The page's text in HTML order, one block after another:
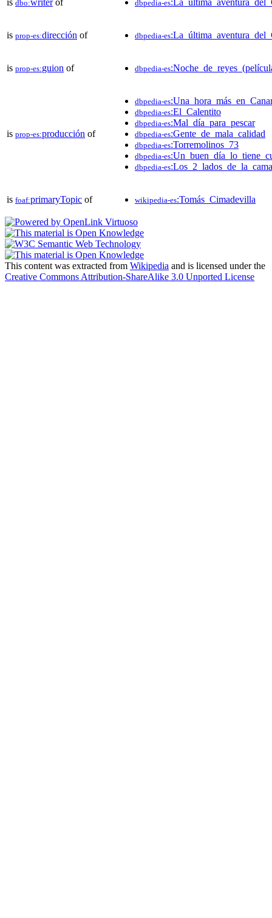
dbo: dbpedia-es
is prop-es:dirección of dbpedia-es
is prop-es:guion of dbpedia-es
is prop-es:producción of
dbpedia-es
dbpedia-es:El_Calentito
dbpedia-es:Mal_día_para_pescar
dbpedia-es:Gente_de_mala_calidad
dbpedia-es:Torremolinos_73
dbpedia-es
dbpedia-es:Los_2_lados_de_la_cama
is foaf:primaryTopic of wikipedia-es:Tomás_Cimadevilla
This content was extracted from Wikipedia and is licensed under the
Creative Commons Attribution-ShareAlike 3.0 Unported License